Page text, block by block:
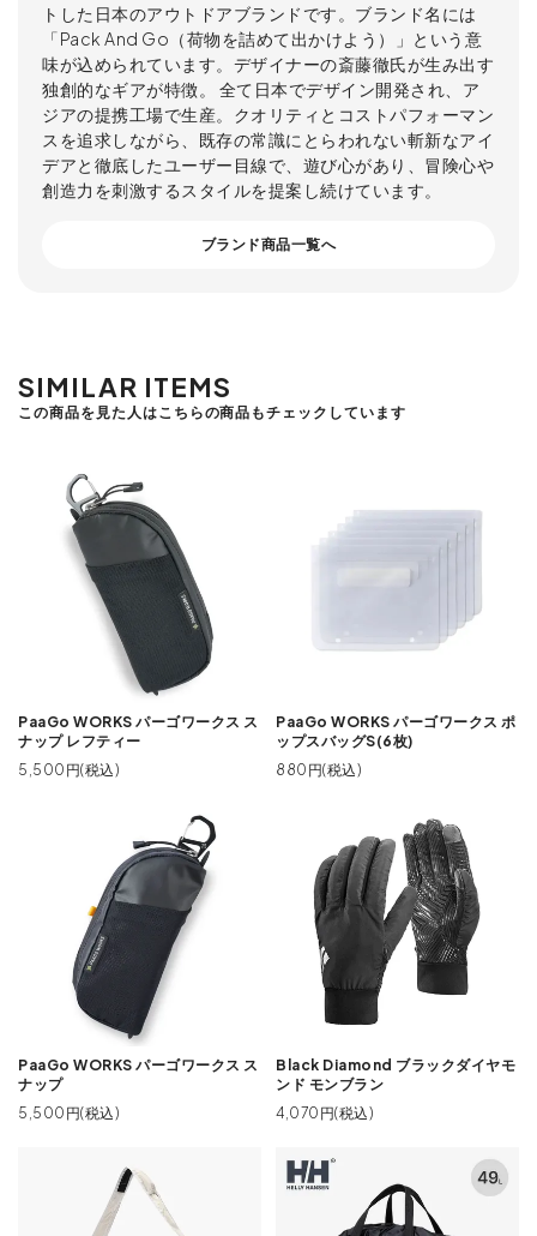
トした日本のアウトドアブランドです。ブランド名には
「Pack And Go（荷物を詰めて出かけよう）」という意
味が込められています。デザイナーの斎藤徹氏が生み出す
独創的なギアが特徴。 全て日本でデザイン開発され、ア
ジアの提携工場で生産。クオリティとコストパフォーマン
スを追求しながら、既存の常識にとらわれない斬新なアイ
デアと徹底したユーザー目線で、遊び心があり、冒険心や
創造力を刺激するスタイルを提案し続けています。
ブランド商品一覧へ
SIMILAR ITEMS
この商品を見た人はこちらの商品もチェックしています
PaaGo WORKS パーゴワークス ス
ナップ レフティー
5,500円(税込)
PaaGo WORKS パーゴワークス ポ
ップスバッグS(6枚)
880円(税込)
PaaGo WORKS パーゴワークス ス
ナップ
5,500円(税込)
Black Diamond ブラックダイヤモ
ンド モンブラン
4,070円(税込)